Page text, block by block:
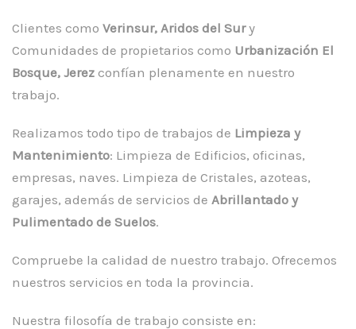
Clientes como Verinsur, Aridos del Sury
Comunidades de propietarios como Urbanización El
Bosque, Jerez confían plenamente en nuestro
trabajo.
Realizamos todo tipo de trabajos de Limpieza y
Mantenimiento: Limpieza de Edificios, oficinas,
empresas, naves. Limpieza de Cristales, azoteas,
garajes, además de servicios de Abrillantado y
Pulimentado de Suelos.
Compruebe la calidad de nuestro trabajo. Ofrecemos
nuestros servicios en toda la provincia.
Nuestra filosofía de trabajo consiste en: